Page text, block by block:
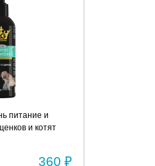
питание и
и котят
360 ₽